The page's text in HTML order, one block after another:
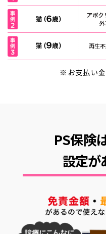
※お支払い
PS保険
設定が